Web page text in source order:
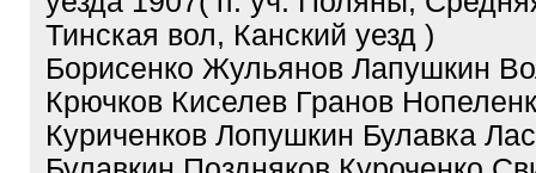
Тинская вол, Канский уезд )
Борисенко Жульянов Лапушкин
Крючков Киселев Гранов
Куриченков Лопушкин Булавка